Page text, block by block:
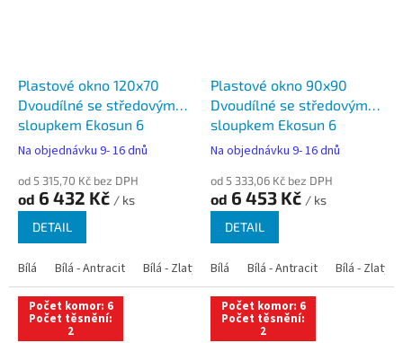
Plastové okno 120x70
Dvoudílné se středovým
sloupkem Ekosun 6
Na objednávku 9- 16 dnů
od 5 315,70 Kč bez DPH
od 6 432 Kč / ks
DETAIL
Bílá Bílá - Antracit Bílá - Zlatý dub Bílá - Tmavý dub Bílá -
Plastové okno 90x90
Dvoudílné se středovým
sloupkem Ekosun 6
Na objednávku 9- 16 dnů
od 5 333,06 Kč bez DPH
od 6 453 Kč / ks
DETAIL
Bílá Bílá - Antracit Bílá - Zlatý
Počet komor: 6
Počet těsnění:
2
Počet komor: 6
Počet těsnění:
2